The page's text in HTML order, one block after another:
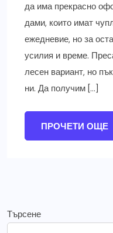
да има прекрасно
дами, които имат
ежедневие, но за
усилия и време.
лесен вариант, но
ни. Да получим […]
ПРОЧЕТИ ОЩЕ
Търсене